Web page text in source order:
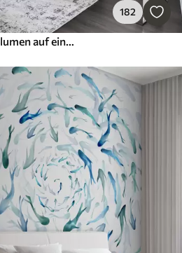
182
Fototapeten Abstrakte Blumen auf einer Betonwand